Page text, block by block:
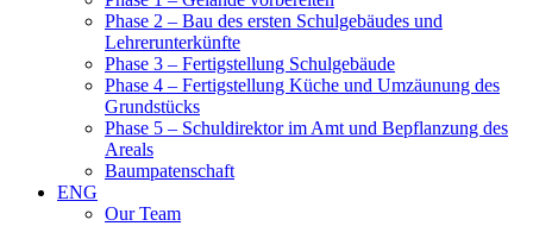
Phase 2 – Bau des ersten Schulgebäudes und
Lehrerunterkünfte
Phase 3 – Fertigstellung Schulgebäude
Phase 4 – Fertigstellung Küche und Umzäunung des
Grundstücks
Phase 5 – Schuldirektor im Amt und Bepflanzung des
Areals
Baumpatenschaft
ENG
Our Team